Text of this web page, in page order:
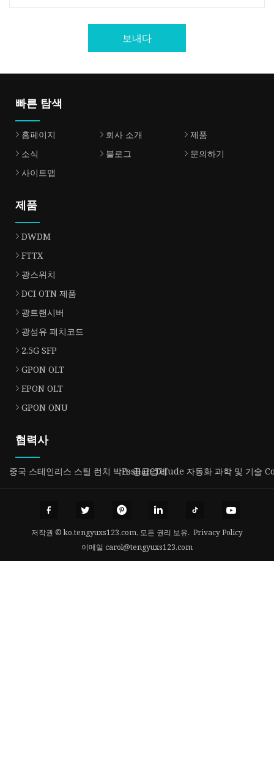
보내다
빠른 탐색
홈페이지 회사 소개
제품
소식
블로그
문의하기
사이트맵
제품
DWDM
FTTX
광스위치
DCI OTN 제품
광트랜시버
광섬유 패치코드
2.5G SFP
GPON OLT
EPON OLT
GPON ONU
협력사
중국 스테인리스 스틸 런치 박스 공급업체Foshan Tefude 자동화 과학 및 기술
저작권 © ko.tengyuxs123.com, 모든 권리 보유. Privacy Policy
이메일 carol@tengyuxs123.com